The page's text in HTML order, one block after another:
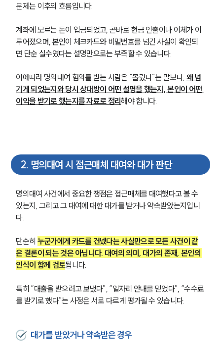
문제는 이후의 흐름입니다.
계좌에 모르는 돈이 입금되었고, 곧바로 현금 인출이나 이체가 이
루어졌으며, 본인이 체크카드와 비밀번호를 넘긴 사실이 확인되
면 단순 실수였다는 설명만으로는 부족할 수 있습니다.
이에따라 명의대여 혐의를 받는 사람은 “몰랐다”는 말보다, 왜 넘
기게 되었는지와 당시 상대방이 어떤 설명을 했는지, 본인이 어떤
이익을 받기로 했는지를 자료로 정리해야 합니다.
2. 명의대여 시 접근매체 대여와 대가 판단
명의대여 사건에서 중요한 쟁점은 접근매체를 대여했다고 볼 수
있는지, 그리고 그 대여에 대한 대가를 받거나 약속받았는지입니
다.
단순히 누군가에게 카드를 건넸다는 사실만으로 모든 사건이 같
은 결론이 되는 것은 아닙니다. 대여의 의미, 대가의 존재, 본인의
인식이 함께 검토됩니다.
특히 “대출을 받으려고 보냈다”, “일자리 안내를 믿었다”, “수수료
를 받기로 했다”는 사정은 서로 다르게 평가될 수 있습니다.
대가를 받았거나 약속받은 경우